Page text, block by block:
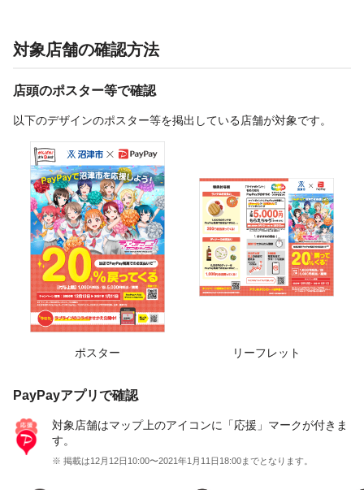
対象店舗の確認方法
店頭のポスター等で確認
以下のデザインのポスター等を掲出している店舗が対象です。
ポスター リーフレット
PayPayアプリで確認
対象店舗はマップ上のアイコンに「応援」マークが付きま
す。
※ 掲載は12月12日10:00〜2021年1月11日18:00までとなります。